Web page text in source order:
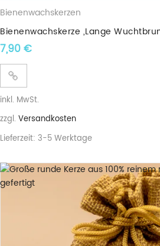
Bienenwachskerzen
Bienenwachskerze „Lange
7,90€
inkl. MwSt.
zzgl. Versandkosten
Lieferzeit: 3-5 Werktage